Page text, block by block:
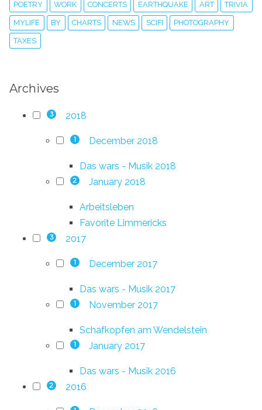
POETRY WORK CONCERTS EARTHQUAKE ART TRIVIA
MYLIFE BY CHARTS NEWS SCIFI PHOTOGRAPHY
TAXES
Archives
3 2018
1 December 2018
Das wars - Musik 2018
2 January 2018
Arbeitsleben
Favorite Limmericks
3 2017
1 December 2017
Das wars - Musik 2017
1 November 2017
Schafkopfen am Wendelstein
1 January 2017
Das wars - Musik 2016
2 2016